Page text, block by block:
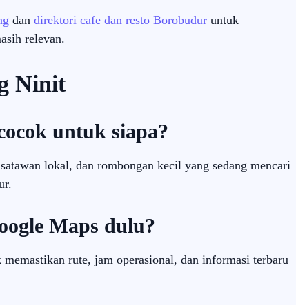
dan direktori cafe dan resto Borobudur untuk
relevan.
Ninit
untuk siapa?
lokal, dan rombongan kecil yang sedang mencari
Maps dulu?
rute, jam operasional, dan informasi terbaru